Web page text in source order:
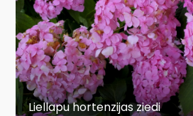
Liellapu hortenzijas ziedi